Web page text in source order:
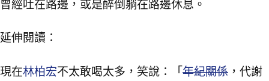
曾經吐在路邊，或是醉倒躺在路邊休息。
延伸閱讀：
現在林柏宏不太敢喝太多，笑說：「年紀關係 ，代謝